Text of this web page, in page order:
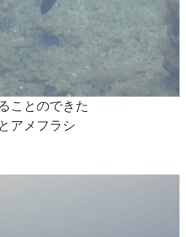
ことのできた
アメフラシ